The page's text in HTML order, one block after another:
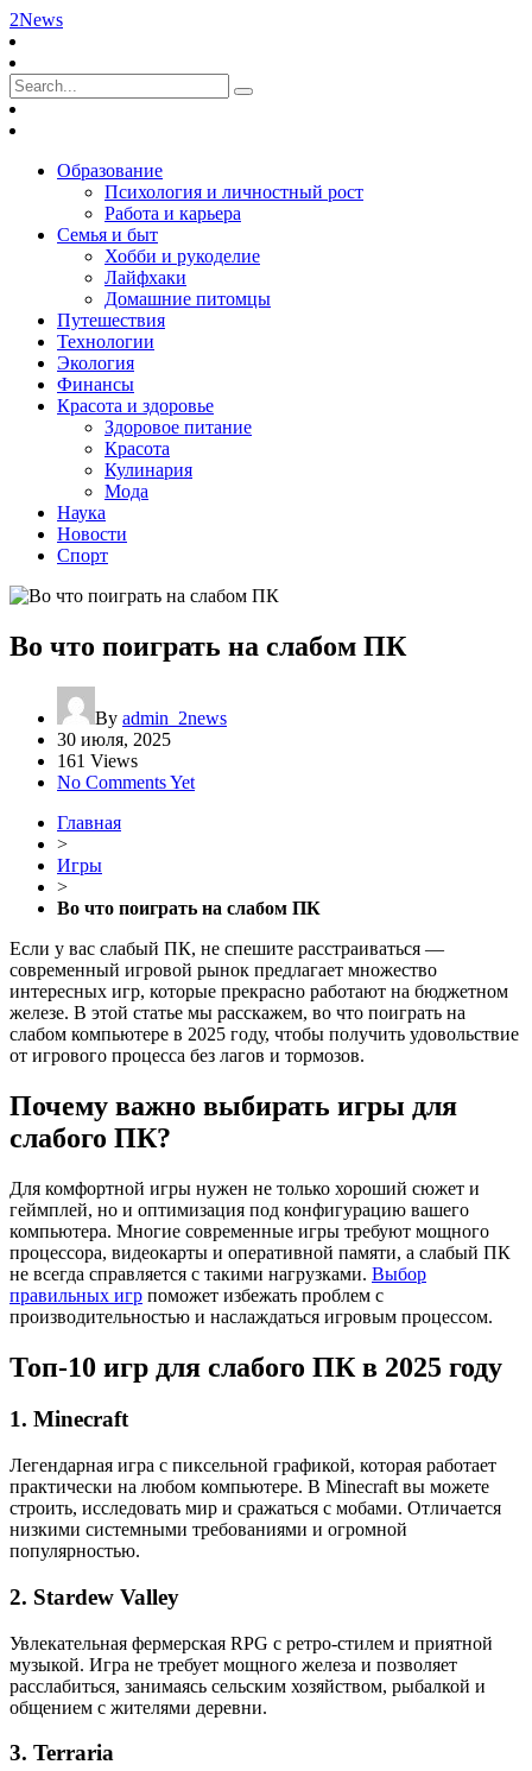
2News
Образование
Психология и личностный рост
Работа и карьера
Семья и быт
Хобби и рукоделие
Лайфхаки
Домашние питомцы
Путешествия
Технологии
Экология
Финансы
Красота и здоровье
Здоровое питание
Красота
Кулинария
Мода
Наука
Новости
Спорт
Во что поиграть на слабом ПК
By admin_2news
30 июля, 2025
161 Views
No Comments Yet
Главная
>
Игры
>
Во что поиграть на слабом ПК
Если у вас слабый ПК, не спешите расстраиваться —
современный игровой рынок предлагает множество
интересных игр, которые прекрасно работают на бюджетном
железе. В этой статье мы расскажем, во что поиграть на
слабом компьютере в 2025 году, чтобы получить удовольствие
от игрового процесса без лагов и тормозов.
Почему важно выбирать игры для
слабого ПК?
Для комфортной игры нужен не только хороший сюжет и
геймплей, но и оптимизация под конфигурацию вашего
компьютера. Многие современные игры требуют мощного
процессора, видеокарты и оперативной памяти, а слабый ПК
не всегда справляется с такими нагрузками. Выбор
правильных игр поможет избежать проблем с
производительностью и наслаждаться игровым процессом.
Топ-10 игр для слабого ПК в 2025 году
1. Minecraft
Легендарная игра с пиксельной графикой, которая работает
практически на любом компьютере. В Minecraft вы можете
строить, исследовать мир и сражаться с мобами. Отличается
низкими системными требованиями и огромной
популярностью.
2. Stardew Valley
Увлекательная фермерская RPG с ретро-стилем и приятной
музыкой. Игра не требует мощного железа и позволяет
расслабиться, занимаясь сельским хозяйством, рыбалкой и
общением с жителями деревни.
3. Terraria